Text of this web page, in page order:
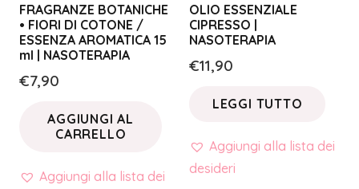
FRAGRANZE BOTANICHE
• FIORI DI COTONE /
ESSENZA AROMATICA 15
ml | NASOTERAPIA
€7,90
AGGIUNGI AL
CARRELLO
Aggiungi alla lista dei
OLIO ESSENZIALE
CIPRESSO |
NASOTERAPIA
€11,90
LEGGI TUTTO
Aggiungi alla lista dei
desideri